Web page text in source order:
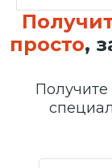
просто,
Получите